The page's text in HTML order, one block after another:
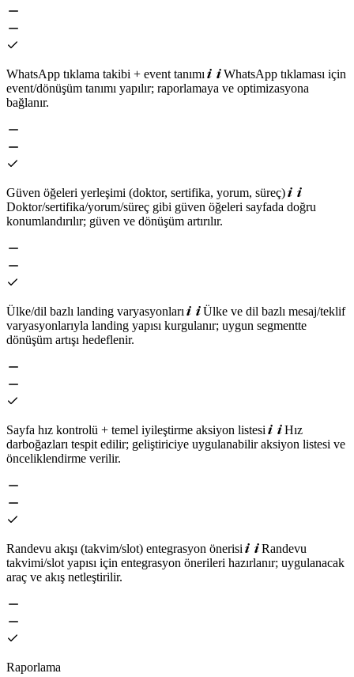
WhatsApp tıklama takibi + event tanımı
WhatsApp tıklaması için
event/dönüşüm tanımı yapılır; raporlamaya ve optimizasyona
bağlanır.
Güven öğeleri yerleşimi (doktor, sertifika, yorum, süreç)
Doktor/sertifika/yorum/süreç gibi güven öğeleri sayfada doğru
konumlandırılır; güven ve dönüşüm artırılır.
Ülke/dil bazlı landing varyasyonları
Ülke ve dil bazlı mesaj/teklif
varyasyonlarıyla landing yapısı kurgulanır; uygun segmentte
dönüşüm artışı hedeflenir.
Sayfa hız kontrolü + temel iyileştirme aksiyon listesi
Hız
darboğazları tespit edilir; geliştiriciye uygulanabilir aksiyon listesi ve
önceliklendirme verilir.
Randevu akışı (takvim/slot) entegrasyon önerisi
Randevu
takvimi/slot yapısı için entegrasyon önerileri hazırlanır; uygulanacak
araç ve akış netleştirilir.
Raporlama